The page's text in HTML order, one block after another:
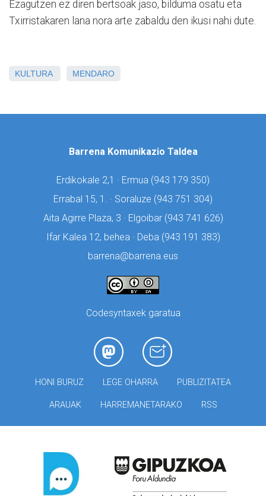
Ezagutzen ez diren bertsoak jaso, bilduma osatu eta
Txirristakaren lana nora arte zabaldu den ikusi nahi dute.
KULTURA MENDARO
Barrena Komunikazio Taldea
Erdikokale 2,1 · Ermua (943 179 350)
Errabal 15, 1. · Soraluze (943 751 304)
Aita Agirre Plaza, 3 · Elgoibar (943 741 626)
Ifar Kalea 12, behea · Deba (943 191 383)
barrena@barrena.eus
Codesyntaxek garatua
HONI BURUZ LEGE OHARRA PUBLIZITATEA
ARAUAK HARREMANETARAKO RSS